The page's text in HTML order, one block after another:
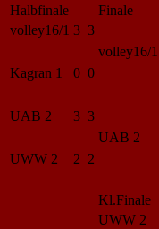
Halbfinale
Finale
volley16/1 3 3
volley16/1
Kagran 1
0 0
UAB 2
3 3
UAB 2
UWW 2
2 2
Kl.Finale
UWW 2